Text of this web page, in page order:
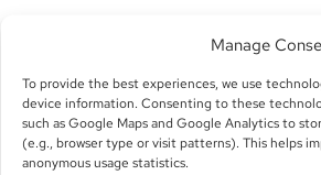
Manage
To provide the best experiences, we use
device information. Consenting to these
such as Google Maps and Google Analytics to
(e.g., browser type or visit patterns). This helps
anonymous usage statistics.